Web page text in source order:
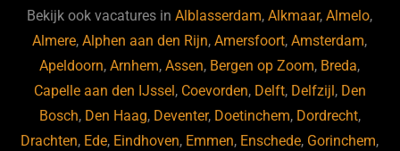
b
o
o
k
ky dI
n
Bekijk ook vacatures inAlblasserdam,Alkmaar,Almelo,
Almere,Alphen aan den Rijn,Amersfoort,Amsterdam,
Apeldoorn,Arnhem,Assen, Bergen op Zoom, Breda,
Capelle aan den IJssel , Coevorden, Delft, Delfzijl , Den
Bosch, Den Haag, Deventer, Doetinchem, Dordrecht,
Drachten, Ede, Eindhoven, Emmen, Enschede, Gorinchem,